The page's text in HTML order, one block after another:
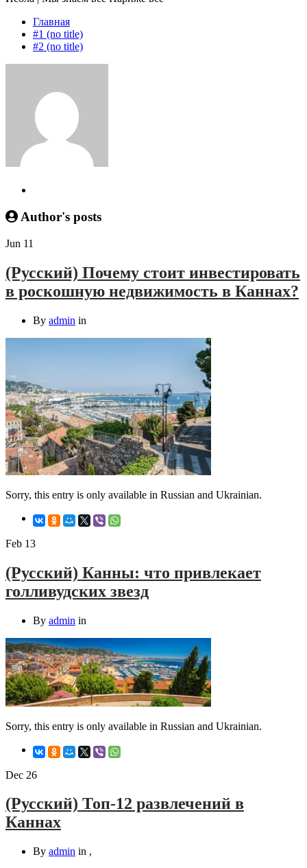
Главная
#1 (no title)
#2 (no title)
Author's posts
Jun 11
(Русский) Почему стоит инвестировать
в роскошную недвижимость в Каннах?
By admin in
Sorry, this entry is only available in Russian and Ukrainian.
Feb 13
(Русский) Канны: что привлекает
голливудских звезд
By admin in
Sorry, this entry is only available in Russian and Ukrainian.
Dec 26
(Русский) Топ-12 развлечений в
Каннах
By admin in ,